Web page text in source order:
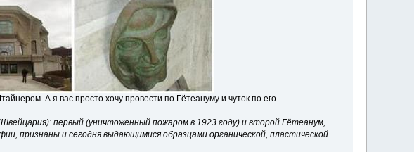
А я вас просто хочу провести по Гётеануму и чуток по его
первый (уничтоженный пожаром в 1923 году) и второй Гётеанум,
признаны и сегодня выдающимися образцами органической, пластической